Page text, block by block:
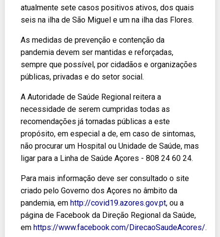
atualmente sete casos positivos ativos, dos quais
seis na ilha de São Miguel e um na ilha das Flores.
As medidas de prevenção e contenção da
pandemia devem ser mantidas e reforçadas,
sempre que possível, por cidadãos e organizações
públicas, privadas e do setor social.
A Autoridade de Saúde Regional reitera a
necessidade de serem cumpridas todas as
recomendações já tornadas públicas a este
propósito, em especial a de, em caso de sintomas,
não procurar um Hospital ou Unidade de Saúde, mas
ligar para a Linha de Saúde Açores - 808 24 60 24.
Para mais informação deve ser consultado o site
criado pelo Governo dos Açores no âmbito da
pandemia, em http://covid19.azores.gov.pt, ou a
página de Facebook da Direção Regional da Saúde,
em https://www.facebook.com/DirecaoSaudeAcores/.